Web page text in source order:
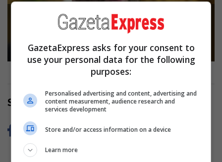
oponencës politike
Share Now
GazetaExpress asks for your consent to
use your personal data for the following
purposes:
Personalised advertising and content, advertising and
content measurement, audience research and
services development
Store and/or access information on a device
Learn more